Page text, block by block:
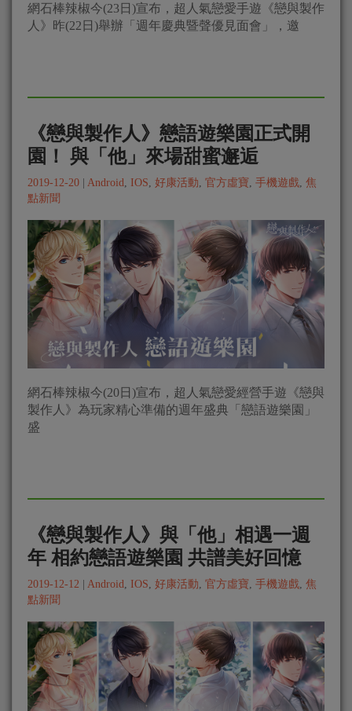
網石棒辣椒今(23日)宣布，超人氣戀愛手遊《戀與製作
人》昨(22日)舉辦「週年慶典暨聲優見面會」，邀
《戀與製作人》戀語遊樂園正式開
園！ 與「他」來場甜蜜邂逅
2019-12-20 Android IOS 好康活動 官方虛寶 手機遊戲 焦
點新聞
網石棒辣椒今(20日)宣布，超人氣戀愛經營手遊《戀與
製作人》為玩家精心準備的週年盛典「戀語遊樂園」
盛
《戀與製作人》與「他」相遇一週
年 相約戀語遊樂園 共譜美好回憶
2019-12-12 Android IOS 好康活動 官方虛寶 手機遊戲 焦
點新聞